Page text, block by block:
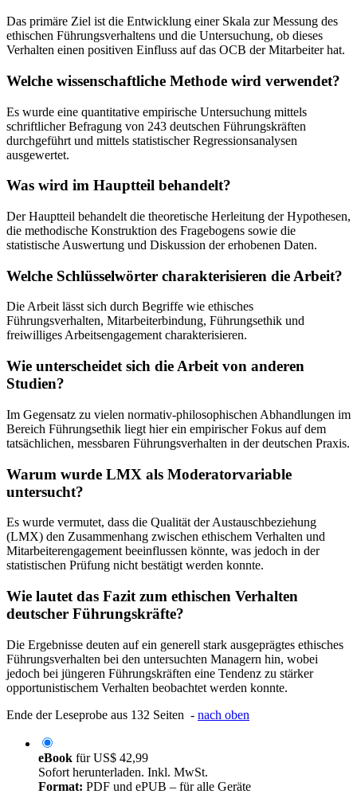
Das primäre Ziel ist die Entwicklung einer Skala zur Messung des
ethischen Führungsverhaltens und die Untersuchung, ob dieses
Verhalten einen positiven Einfluss auf das OCB der Mitarbeiter hat.
Welche wissenschaftliche Methode wird verwendet?
Es wurde eine quantitative empirische Untersuchung mittels
schriftlicher Befragung von 243 deutschen Führungskräften
durchgeführt und mittels statistischer Regressionsanalysen
ausgewertet.
Was wird im Hauptteil behandelt?
Der Hauptteil behandelt die theoretische Herleitung der Hypothesen,
die methodische Konstruktion des Fragebogens sowie die
statistische Auswertung und Diskussion der erhobenen Daten.
Welche Schlüsselwörter charakterisieren die Arbeit?
Die Arbeit lässt sich durch Begriffe wie ethisches
Führungsverhalten, Mitarbeiterbindung, Führungsethik und
freiwilliges Arbeitsengagement charakterisieren.
Wie unterscheidet sich die Arbeit von anderen
Studien?
Im Gegensatz zu vielen normativ-philosophischen Abhandlungen im
Bereich Führungsethik liegt hier ein empirischer Fokus auf dem
tatsächlichen, messbaren Führungsverhalten in der deutschen Praxis.
Warum wurde LMX als Moderatorvariable
untersucht?
Es wurde vermutet, dass die Qualität der Austauschbeziehung
(LMX) den Zusammenhang zwischen ethischem Verhalten und
Mitarbeiterengagement beeinflussen könnte, was jedoch in der
statistischen Prüfung nicht bestätigt werden konnte.
Wie lautet das Fazit zum ethischen Verhalten
deutscher Führungskräfte?
Die Ergebnisse deuten auf ein generell stark ausgeprägtes ethisches
Führungsverhalten bei den untersuchten Managern hin, wobei
jedoch bei jüngeren Führungskräften eine Tendenz zu stärker
opportunistischem Verhalten beobachtet werden konnte.
Ende der Leseprobe aus 132 Seiten - nach oben
eBook fürUS$ 42,99
Sofort herunterladen. Inkl. MwSt.
Format: PDF und ePUB – für alle Geräte